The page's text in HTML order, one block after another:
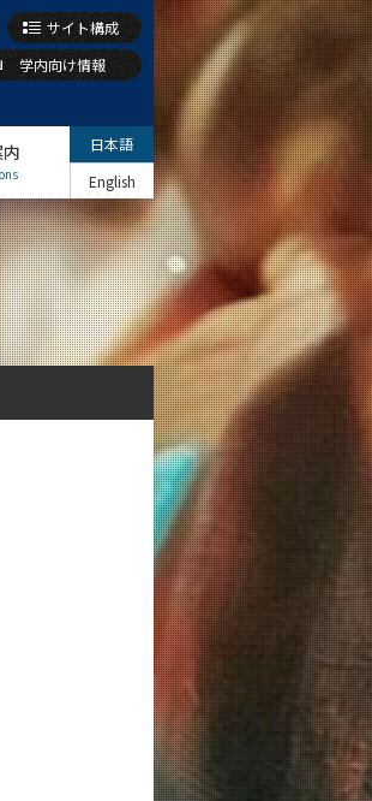
サイト構成
学内向け情報
日本語
English